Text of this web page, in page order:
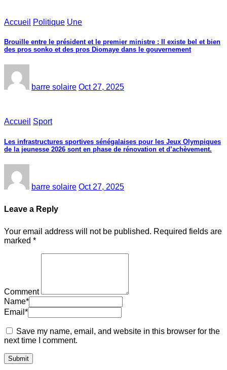
Accueil Politique Une
Brouille entre le président et le premier ministre : Il existe bel et bien
des pros sonko et des pros Diomaye dans le gouvernement
barre solaire Oct 27, 2025
Accueil Sport
Les infrastructures sportives sénégalaises pour les Jeux Olympiques
de la jeunesse 2026 sont en phase de rénovation et d’achèvement.
barre solaire Oct 27, 2025
Leave a Reply
Your email address will not be published. Required fields are
marked *
Comment
Name*
Email *
Save my name, email, and website in this browser for the
next time I comment.